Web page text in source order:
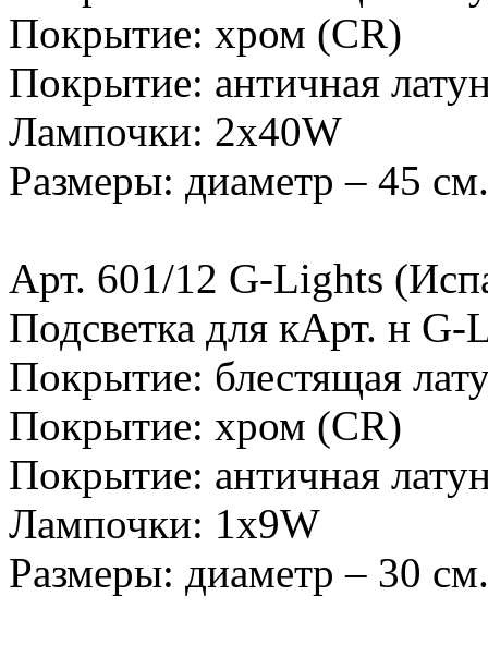
Покрытие: хром (CR)
Покрытие: античная
Лампочки: 2х40W
Размеры: диаметр – 45 см.
Арт. 601/12 G-Lights
Подсветка для кАрт. н
Покрытие: блестящая
Покрытие: хром (CR)
Покрытие: античная
Лампочки: 1х9W
Размеры: диаметр – 30 см.